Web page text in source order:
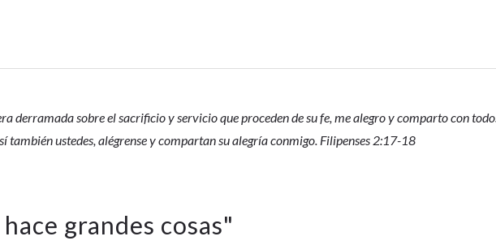
derramada sobre el sacrificio y servicio que proceden de su fe, me alegro y comparto con
también ustedes, alégrense y compartan su alegría conmigo. Filipenses 2:17-18
grandes cosas"